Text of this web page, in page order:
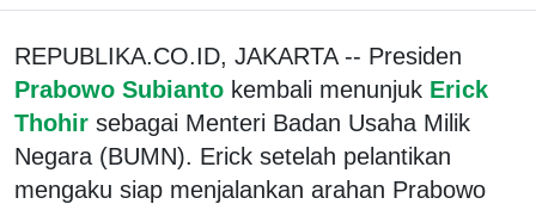
REPUBLIKA.CO.ID, JAKARTA -- Presiden
Prabowo Subianto kembali menunjuk Erick
Thohir sebagai Menteri Badan Usaha Milik
Negara (BUMN). Erick setelah pelantikan
mengaku siap menjalankan arahan Prabowo